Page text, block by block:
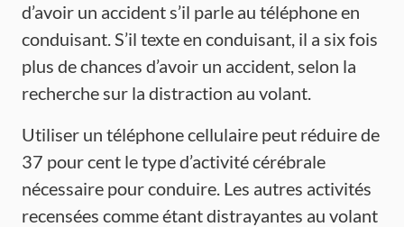
d’avoir un accident s’il parle au téléphone en
conduisant. S’il texte en conduisant, il a six fois
plus de chances d’avoir un accident, selon la
recherche sur la distraction au volant.
Utiliser un téléphone cellulaire peut réduire de
37 pour cent le type d’activité cérébrale
nécessaire pour conduire. Les autres activités
recensées comme étant distrayantes au volant